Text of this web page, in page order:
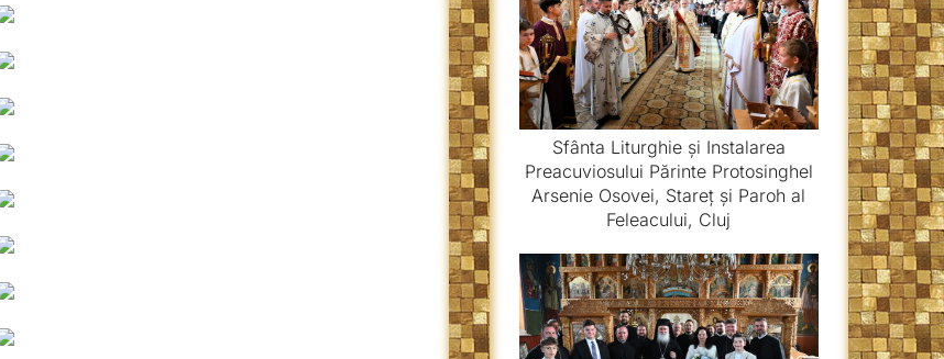
Sfânta Liturghie și Instalarea
Preacuviosului Părinte Protosinghel
Arsenie Osovei, Stareț și Paroh al
Feleacului, Cluj